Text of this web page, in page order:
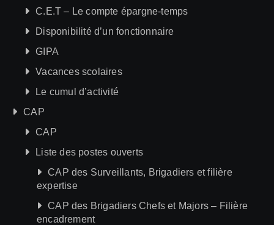
C.E.T – Le compte épargne-temps
Disponibilité d’un fonctionnaire
GIPA
Vacances scolaires
Le cumul d’activité
CAP
CAP
Liste des postes ouverts
CAP des Surveillants, Brigadiers et filière
expertise
CAP des Brigadiers Chefs et Majors – Filière
encadrement